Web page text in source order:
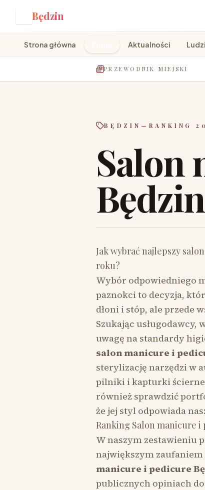
Będzin
Strona główna Aktualności
PRZEWODNIK MIEJSKI
BĘDZIN — RANKING
Salon
Będzin
Jak wybrać najlepszy
roku?
Wybór odpowiedniego
paznokci to decyzja,
dłoni i stóp, ale przede
Szukając
uwagę na standardy
salon manicure i
sterylizację narzędzi w
pilniki i kapturki
również sprawdzić
że jej styl odpowiada
Ranking Salon manicure i
W naszym zestawieniu
największym
manicure i pedicure
publicznych opiniach